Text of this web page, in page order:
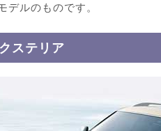
デルのものです。
ステリア